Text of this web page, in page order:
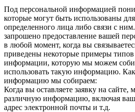
Под персональной информацией
которые могут быть использованы
определенного лица либо связи с
запрошено предоставление вашей
в любой момент, когда вы
приведены некоторые примеры типов
информации, которую мы можем
использовать такую информацию.
информацию мы собираем:
Когда вы оставляете заявку на
различную информацию, включая
адрес электронной почты и т.д.